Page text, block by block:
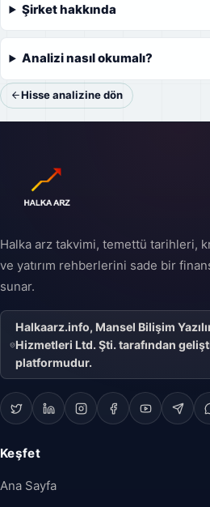
Şirket hakkında
Analizi nasıl okumalı?
Hisse analizine dön
Halka arz takvimi, temettü tarihleri,
ve yatırım rehberlerini sade bir
sunar.
Halkaarz.info, Mansel Bilişim
Hizmetleri Ltd. Şti. tarafından
platformudur.
Keşfet
Ana Sayfa